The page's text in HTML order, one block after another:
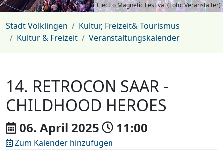
Electro Magnetic Festival (Foto: Veranstalter)
Stadt Völklingen
Kultur, Freizeit& Tourismus
Kultur & Freizeit
Veranstaltungskalender
14. RETROCON SAAR -
CHILDHOOD HEROES
06. April 2025 11:00
Zum Kalender hinzufügen